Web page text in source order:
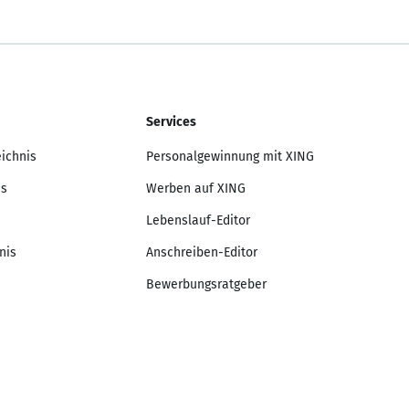
Services
Personalgewinnung mit XING
Werben auf XING
Lebenslauf-Editor
Anschreiben-Editor
Bewerbungsratgeber